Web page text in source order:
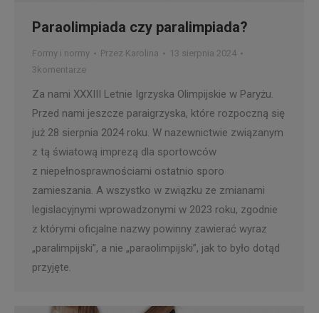
Paraolimpiada czy paralimpiada?
Formy i normy Przez Karolina
13 sierpnia 2024
3komentarze
Za nami XXXIII Letnie Igrzyska Olimpijskie w Paryżu.
Przed nami jeszcze paraigrzyska, które rozpoczną się
już 28 sierpnia 2024 roku. W nazewnictwie związanym
z tą światową imprezą dla sportowców
z niepełnosprawnościami ostatnio sporo
zamieszania. A wszystko w związku ze zmianami
legislacyjnymi wprowadzonymi w 2023 roku, zgodnie
z którymi oficjalne nazwy powinny zawierać wyraz
„paralimpijski”, a nie „paraolimpijski”, jak to było dotąd
przyjęte.